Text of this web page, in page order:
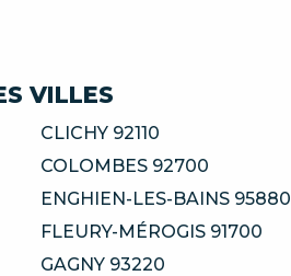
VILLES
CLICHY 92110
COLOMBES 92700
ENGHIEN-LES-BAINS 95880
FLEURY-MÉROGIS 91700
GAGNY 93220